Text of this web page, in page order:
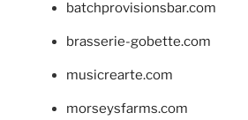
batchprovisionsbar.com
brasserie-gobette.com
musicrearte.com
morseysfarms.com